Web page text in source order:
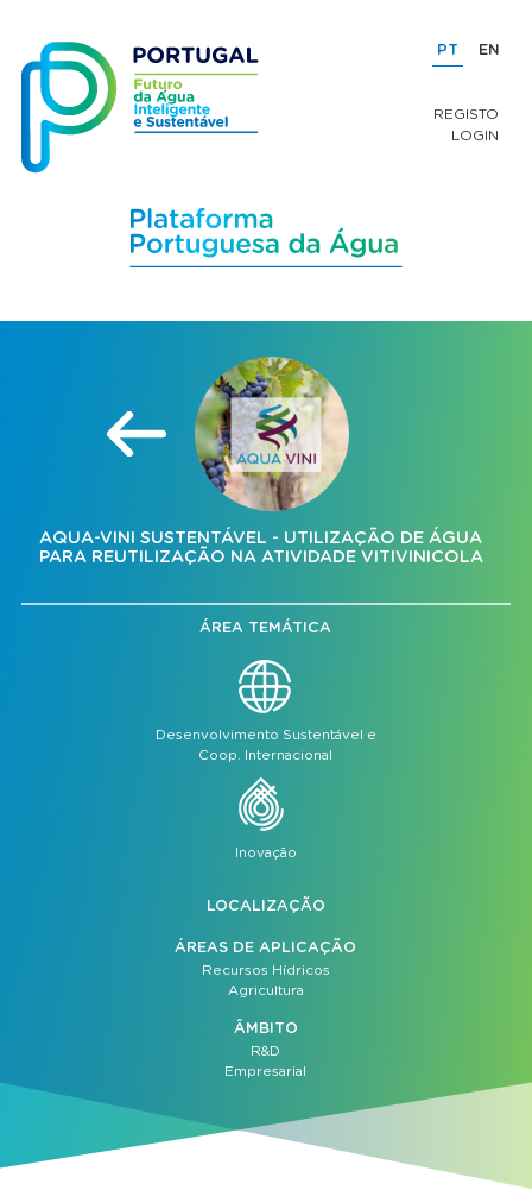
PT EN
REGISTO
LOGIN
AQUA-VINI SUSTENTÁVEL - UTILIZAÇÃO DE ÁGUA
PARA REUTILIZAÇÃO NA ATIVIDADE VITIVINICOLA
ÁREA TEMÁTICA
Desenvolvimento Sustentável e
Coop. Internacional
Inovação
LOCALIZAÇÃO
ÁREAS DE APLICAÇÃO
Recursos Hídricos
Agricultura
ÂMBITO
R&D
Empresarial